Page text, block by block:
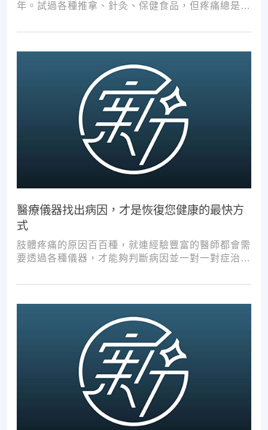
年。試過各種推拿、針灸、保健食品，但疼痛總是時
醫療儀器找出病因，才是恢復您健康的最快方
式
肢體疼痛的原因百百種，就連經驗豐富的醫師都會需
要透過各種儀器，才能夠判斷病因並一對一對症治
次推拿、按摩，都難以讓您徹底擺脫不適。